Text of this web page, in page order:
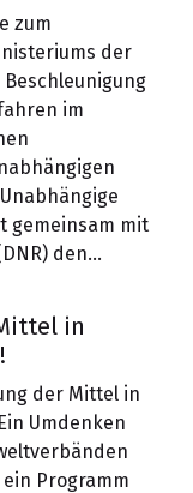
zum
der
Beschleunigung
im
gemeinsam mit
den…
in
der Mittel in
Umdenken
Programm